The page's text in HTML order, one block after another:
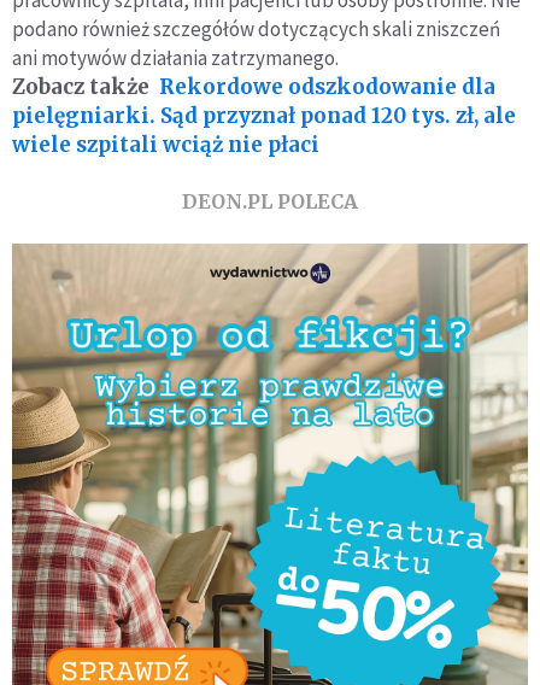
podano również szczegółów dotyczących skali zniszczeń
ani motywów działania zatrzymanego.
Zobacz także Rekordowe odszkodowanie dla
pielęgniarki. Sąd przyznał ponad 120 tys. zł, ale
wiele szpitali wciąż nie płaci
DEON.PL POLECA